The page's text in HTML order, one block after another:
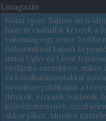
Lmagazin
Köszi epox! Sajnos mi is
hanem családfát kérnek a
rokonság egy része
önkormiknál kapott
mind Ughy és Lévai
vérlázító esetekben, mikor
és közalkalmazotakkal
nyomban publikáljuk a
drtótok, ércesek, nádasok,
közvéleménynek ezzel
akkor jöhet. Minden